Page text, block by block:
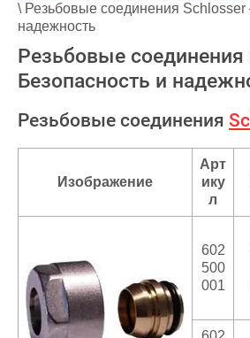
\ Резьбовые соединения
надежность
Резьбовые
Безопасность и
Резьбовые соединения
Изображение
Арт
ику
л
602
500
001